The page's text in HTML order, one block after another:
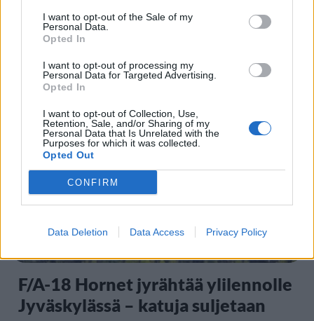
I want to opt-out of the Sale of my
Personal Data.
Opted In
I want to opt-out of processing my
Personal Data for Targeted Advertising.
Opted In
I want to opt-out of Collection, Use,
Retention, Sale, and/or Sharing of my
Personal Data that Is Unrelated with the
Purposes for which it was collected.
Opted Out
CONFIRM
Data Deletion Data Access Privacy Policy
Staran luetuimmat
1
UUTISET
F/A-18 Hornet jyrähtää ylilennolle
Jyväskylässä – katuja suljetaan